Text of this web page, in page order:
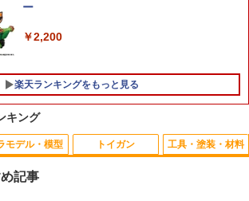
GP.551 13mmプラローラー (ブルー) ベ
アリング仕様[タミヤ]《09月予約》
シマーカーチャーム コンプリート 6種セ
ット カプセルトイ】
￥2,280
けん銃用マガジン 拳銃用弾倉 拳銃弾倉
ストル弾倉 拳銃用 ハンドガン用 弾倉
東京マルイ パーフェクトヒット BB弾 0.
20g（3200発） メール便 対応商品 ポ
スト投函 ネコポス ゆうパケット
￥1,317
ー
￥2,200
楽天ランキングをもっと見る
キング
モデル・模型 トイガン 工具・塗装・材料
記事